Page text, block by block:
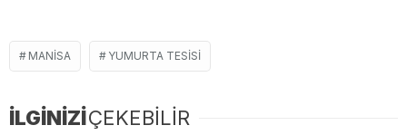
MANISA YUMURTA TESISI
İLGİNİZİÇEKEBİLİR